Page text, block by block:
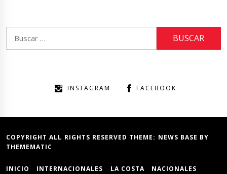
INSTAGRAM FACEBOOK
COPYRIGHT ALL RIGHTS RESERVED THEME: NEWS BASE BY
THEMEMATIC
INICIO INTERNACIONALES LA COSTA NACIONALES